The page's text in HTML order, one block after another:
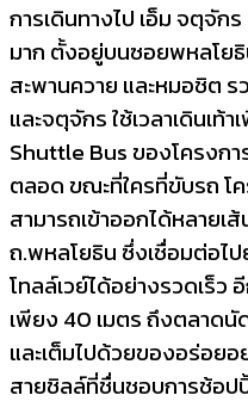
การเดินทางไป เอ็ม จตุจัก
มาก ตั้งอยู่บนซอยพหลโยธิ
สะพานควาย และหมอชิต
และจตุจักร ใช้เวลาเดินเท้
Shuttle Bus ของโครงก
ตลอด ขณะที่ใครที่ขับรถ โ
สามารถเข้าออกได้หลาย
ถ.พหลโยธิน ซึ่งเชื่อมต่อไ
โทลล์เวย์ได้อย่างรวดเร็
เพียง 40 เมตร ถึงตลาด
และเต็มไปด้วยของอร่อยอ
สายชิลล์ที่ชื่นชอบการช้อป